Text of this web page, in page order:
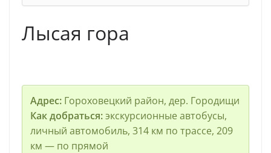
Лысая гора
Адрес:Гороховецкий район, дер. Городищи
Как добраться:экскурсионные автобусы,
личный автомобиль, 314 км по трассе, 209
км — по прямой